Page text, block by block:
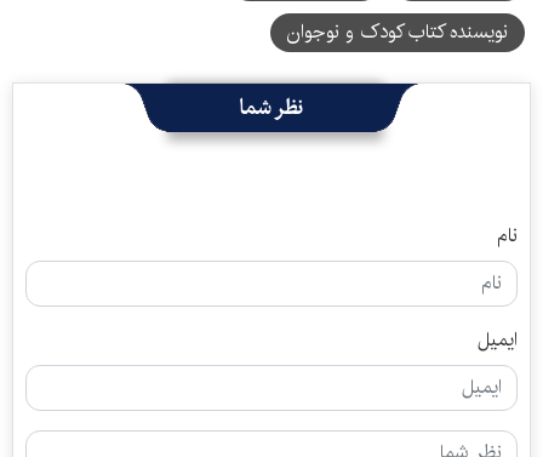
نویسنده کتاب کودک و نوجوان
نظر شما
نام
ایمیل